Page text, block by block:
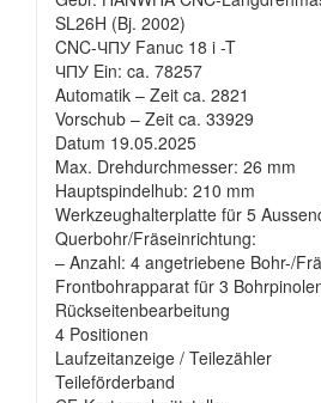
SL26H (Bj. 2002)
CNC-ЧПУ Fanuc 18 i -T
ЧПУ Ein: ca. 78257
Automatik – Zeit ca. 2821
Vorschub – Zeit ca. 33929
Datum 19.05.2025
Max. Drehdurchmesser: 26 mm
Hauptspindelhub: 210 mm
Werkzeughalterplatte für 5
Querbohr/Fräseinrichtung:
– Anzahl: 4 angetriebene Bohr-/
Frontbohrapparat für 3
Rückseitenbearbeitung
4 Positionen
Laufzeitanzeige / Teilezähler
Teileförderband